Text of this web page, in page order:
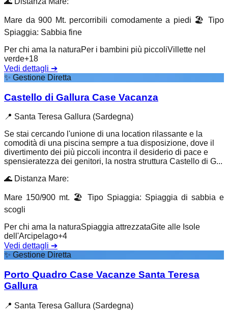
Mare da 900 Mt. percorribili comodamente a piedi 🏖️ Tipo
Spiaggia: Sabbia fine
Per chi ama la naturaPer i bambini più piccoliVillette nel
verde+18
Vedi dettagli ➔
✨ Gestione Diretta
Castello di Gallura Case Vacanza
📍 Santa Teresa Gallura (Sardegna)
Se stai cercando l'unione di una location rilassante e la
comodità di una piscina sempre a tua disposizione, dove il
divertimento dei più piccoli incontra il desiderio di pace e
spensieratezza dei genitori, la nostra struttura Castello di G...
🌊 Distanza Mare:
Mare 150/900 mt. 🏖️ Tipo Spiaggia: Spiaggia di sabbia e
scogli
Per chi ama la naturaSpiaggia attrezzataGite alle Isole
dell'Arcipelago+4
Vedi dettagli ➔
✨ Gestione Diretta
Porto Quadro Case Vacanze Santa Teresa
Gallura
📍 Santa Teresa Gallura (Sardegna)